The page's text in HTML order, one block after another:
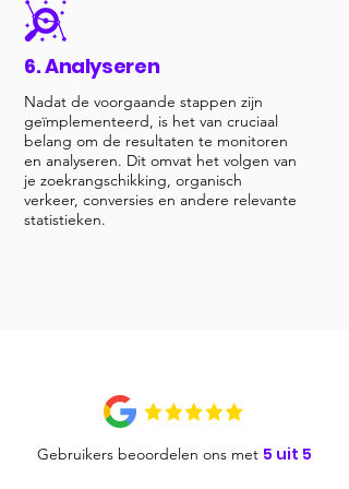
6. Analyseren
Nadat de voorgaande stappen zijn
geïmplementeerd, is het van cruciaal
belang om de resultaten te monitoren
en analyseren. Dit omvat het volgen van
je zoekrangschikking, organisch
verkeer, conversies en andere relevante
statistieken.
Gebruikers beoordelen ons met 5 uit 5